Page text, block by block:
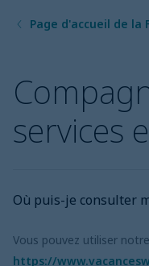
Page d'accueil de la
services
Où puis-je consulter
Vous pouvez utiliser
https://